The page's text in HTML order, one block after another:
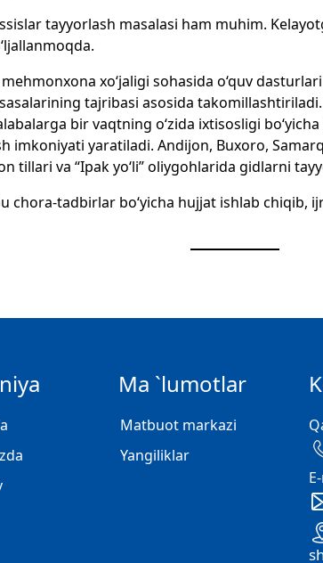
tayyorlash masalasi ham muhim.
xo‘jaligi sohasida o‘quv
tajribasi asosida
bir vaqtning o‘zida ixtisosligi
imkoniyati yaratiladi. Andijon, Buxoro,
tillari va “Ipak yo‘li” oliygohlarida gidlarni
chora-tadbirlar bo‘yicha hujjat ishlab chiqib,
Ma `lumotlar
Matbuot markazi
Yangiliklar